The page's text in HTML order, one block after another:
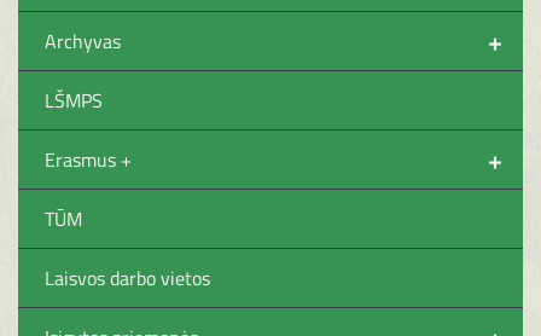
+
Archyvas
LŠMPS
+
Erasmus +
TŪM
Laisvos darbo vietos